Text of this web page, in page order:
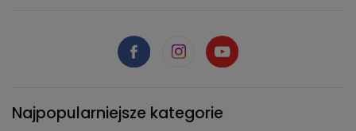
Najpopularniejsze kategorie